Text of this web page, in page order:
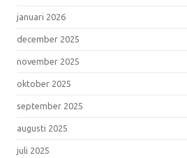
januari 2026
december 2025
november 2025
oktober 2025
september 2025
augusti 2025
juli 2025